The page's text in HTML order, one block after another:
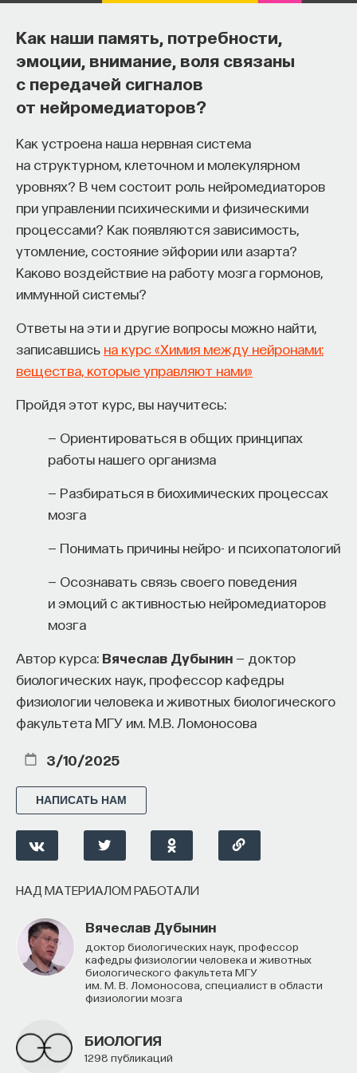
Как наши память, потребности,
эмоции, внимание, воля связаны
с передачей сигналов
от нейромедиаторов?
Как устроена наша нервная система
на структурном, клеточном и молекулярном
уровнях? В чем состоит роль нейромедиаторов
при управлении психическими и физическими
процессами? Как появляются зависимость,
утомление, состояние эйфории или азарта?
Каково воздействие на работу мозга гормонов,
иммунной системы?
Ответы на эти и другие вопросы можно найти,
записавшись на курс «Химия между нейронами:
вещества, которые управляют нами»
Пройдя этот курс, вы научитесь:
— Ориентироваться в общих принципах
работы нашего организма
— Разбираться в биохимических процессах
мозга
— Понимать причины нейро- и психопатологий
— Осознавать связь своего поведения
и эмоций с активностью нейромедиаторов
мозга
Автор курса: Вячеслав Дубынин — доктор
биологических наук, профессор кафедры
физиологии человека и животных биологического
факультета МГУ им. М.В. Ломоносова
3/10/2025
НАПИСАТЬ НАМ
НАД МАТЕРИАЛОМ РАБОТАЛИ
Вячеслав Дубынин
доктор биологических наук, профессор
кафедры физиологии человека и животных
биологического факультета МГУ
им. М. В. Ломоносова, специалист в области
физиологии мозга
БИОЛОГИЯ
1298 публикаций
оптимистично, а это вполне практически
сложившаяся область с практическими
результатами исследований, которая предлагает
любым заинтересованным лицам инструкции
по тому, как стать грамотным с цифровой точки
зрения. Например, есть такой прекрасный
исследователь, как Даг Белшоу, который
настаивает на том, что можно выделить восемь
ключевых принципов цифровой грамотности,
и он их довольно четко прописывает в своих
исследованиях. Иными словами, тот, кто захочет
стать грамотным с цифровой точки зрения,
всегда найдет не только теоретические
сторону, но и практические рекомендации,
которые позволят ему приблизиться к идеалу
этого гражданина цифрового сообщества.
1/9/2017
НАПИСАТЬ НАМ
НАД МАТЕРИАЛОМ РАБОТАЛИ
Оксана Мороз
кандидат культурологии, доцент департамента
медиа Высшей школы экономики
КУЛЬТУРА
776 публикаций
КУЛЬТУРА ИНТЕРНЕТ МАССОВАЯ КУЛЬТУРА
КУЛЬТУРОЛОГИЯ
МЕДИАИССЛЕДОВАНИЯ
АРХИТЕКТУРА ПРОГРАММНОГО ОБЕСПЕЧЕНИЯ
ГУМАНИТАРНЫЕ НАУКИ